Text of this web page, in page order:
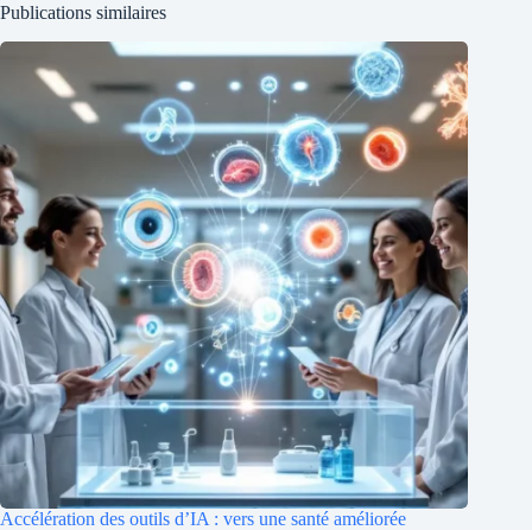
Publications similaires
Accélération des outils d’IA : vers une santé améliorée